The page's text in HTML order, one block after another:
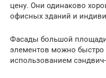
цену. Они одинаково
офисных зданий и
Фасады большой
элементов можно быстро
использованием